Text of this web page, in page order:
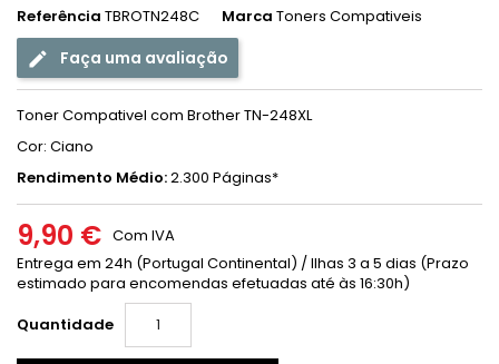
Referência TBROTN248C Marca Toners Compativeis
Faça uma avaliação
Toner Compativel com Brother TN-248XL
Cor: Ciano
Rendimento Médio:2.300 Páginas*
9,90 € Com IVA
Entrega em 24h (Portugal Continental) / Ilhas 3 a 5 dias (Prazo
estimado para encomendas efetuadas até às 16:30h)
Quantidade